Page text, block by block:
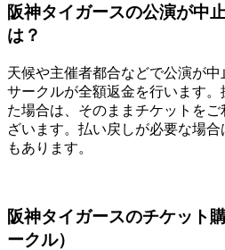
阪神タイガースの公演が中
は？
天候や主催者都合などで公演が
サークルが全額返金を行います
た場合は、そのままチケットを
ざいます。払い戻しが必要な場
もあります。
阪神タイガースのチケット
ークル）